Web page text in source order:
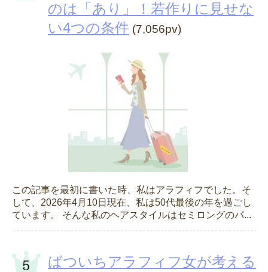
のは「あり」！若作りに見せな
い4つの条件 (7,056pv)
この記事を最初に書いた時、私はアラフィフでした。そ
して、2026年4月10日現在、私は50代最後の年を過ごし
ています。 そんな私のヘアスタイルはセミロングのパ...
ばついちアラフィフ女が考える